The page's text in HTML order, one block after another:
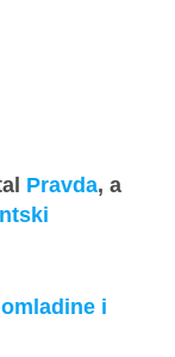
Pravda, a
i